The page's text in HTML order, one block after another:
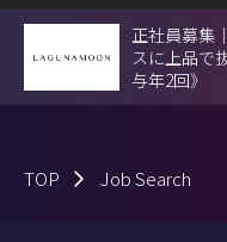
正社員募集
スに上品で
与年2回》
TOP Job Search